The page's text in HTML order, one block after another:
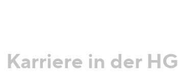
Karriere in der